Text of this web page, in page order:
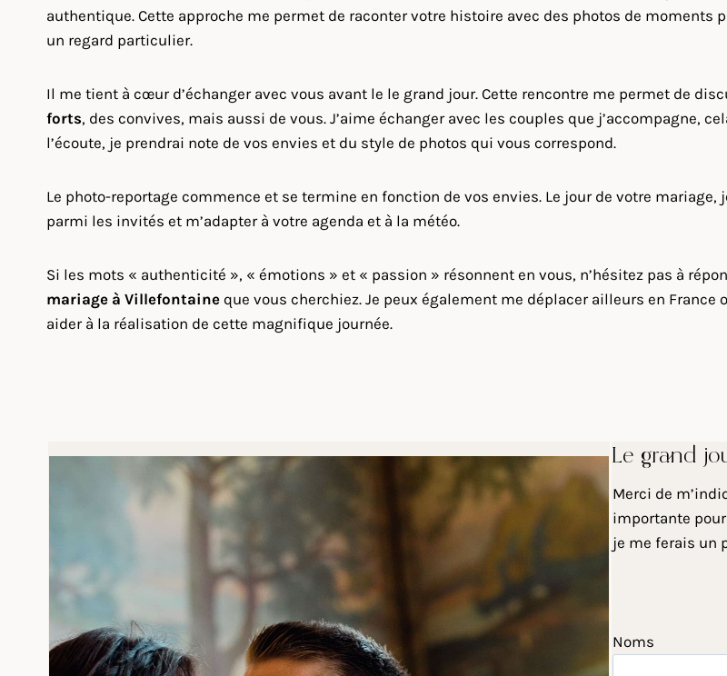
authentique. Cette approche me permet de raconter votre histoire avec des photos de moments
un regard particulier.
Il me tient à cœur d’échanger avec vous avant le le grand jour. Cette rencontre me permet de
forts, des convives, mais aussi de vous. J’aime échanger avec les couples que j’accompagne,
l’écoute, je prendrai note de vos envies et du style de photos qui vous correspond.
Le photo-reportage commence et se termine en fonction de vos envies. Le jour de votre
parmi les invités et m’adapter à votre agenda et à la météo.
Si les mots « authenticité », « émotions » et « passion » résonnent en vous, n’hésitez pas à
mariage à Villefontaine que vous cherchiez. Je peux également me déplacer ailleurs en
aider à la réalisation de cette magnifique journée.
Le grand
Merci de
importante
je me ferais un
Noms